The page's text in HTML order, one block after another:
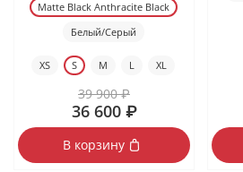
Matte Black Anthracite Black
Белый/Серый
XS S M L XL
39 900 ₽
36 600 ₽
В корзину